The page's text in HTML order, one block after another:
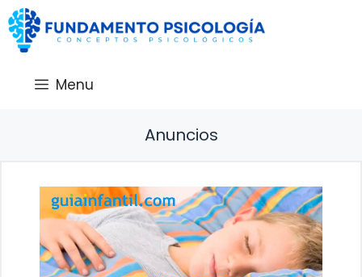
Saltar
al
contenido
Menu
Anuncios